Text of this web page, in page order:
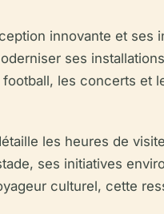
innovante et ses
ses
les concerts et
les heures de
ses initiatives
culturel, cette